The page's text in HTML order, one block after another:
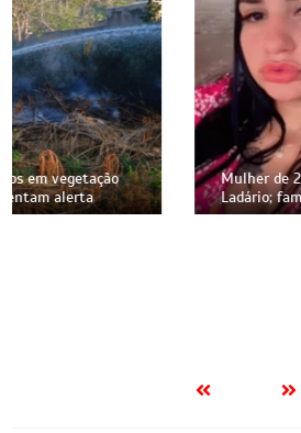
Mulher de 25 anos morre em lancha
Ladário; família cobra